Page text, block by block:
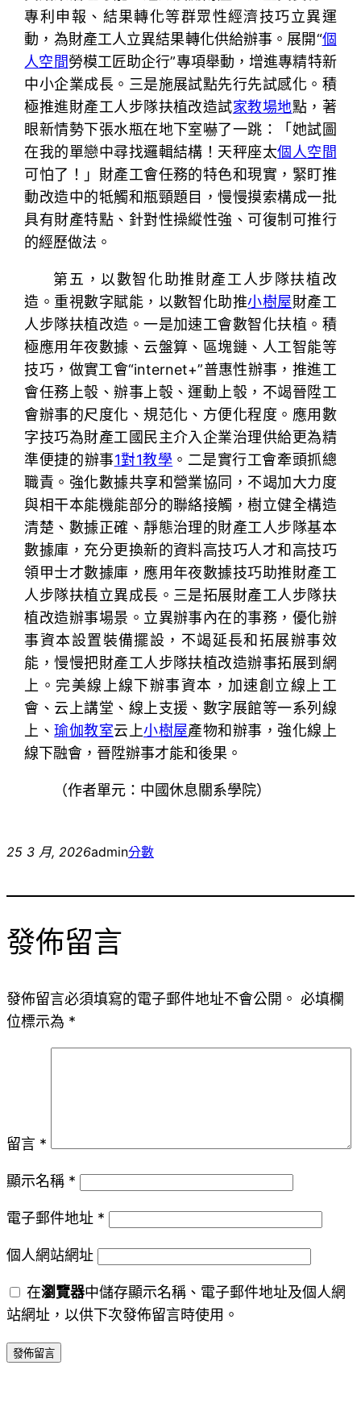
專利申報、結果轉化等群眾性經濟技巧立異運
動，為財產工人立異結果轉化供給辦事。展開“個
人空間勞模工匠助企行”專項舉動，增進專精特新
中小企業成長。三是施展試點先行先試感化。積
極推進財產工人步隊扶植改造試家教場地點，著
眼新情勢下張水瓶在地下室嚇了一跳：「她試圖
在我的單戀中尋找邏輯結構！天秤座太個人空間
可怕了！」財產工會任務的特色和現實，緊盯推
動改造中的牴觸和瓶頸題目，慢慢摸索構成一批
具有財產特點、針對性操縱性強、可復制可推行
的經歷做法。
第五，以數智化助推財產工人步隊扶植改
造。重視數字賦能，以數智化助推小樹屋財產工
人步隊扶植改造。一是加速工會數智化扶植。積
極應用年夜數據、云盤算、區塊鏈、人工智能等
技巧，做實工會“internet+”普惠性辦事，推進工
會任務上彀、辦事上彀、運動上彀，不竭晉陞工
會辦事的尺度化、規范化、方便化程度。應用數
字技巧為財產工國民主介入企業治理供給更為精
準便捷的辦事1對1教學 。二是實行工會牽頭抓總
職責。強化數據共享和營業協同，不竭加大力度
與相干本能機能部分的聯絡接觸，樹立健全構造
清楚、數據正確、靜態治理的財產工人步隊基本
數據庫，充分更換新的資料高技巧人才和高技巧
領甲士才數據庫，應用年夜數據技巧助推財產工
人步隊扶植立異成長。三是拓展財產工人步隊扶
植改造辦事場景。立異辦事內在的事務，優化辦
事資本設置裝備擺設，不竭延長和拓展辦事效
能，慢慢把財產工人步隊扶植改造辦事拓展到網
上。完美線上線下辦事資本，加速創立線上工
會、云上講堂、線上支援、數字展館等一系列線
上、瑜伽教室云上小樹屋產物和辦事，強化線上
線下融會，晉陞辦事才能和後果。
（作者單元：中國休息關系學院）
25 3 月, 2026admin分數
發佈留言
發佈留言必須填寫的電子郵件地址不會公開。 必填欄
位標示為 *
留言 *
顯示名稱 *
電子郵件地址 *
個人網站網址
在瀏覽器中儲存顯示名稱、電子郵件地址及個人網
站網址，以供下次發佈留言時使用。